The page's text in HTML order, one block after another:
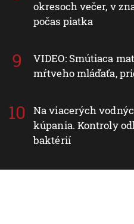
okresoch večer, v
počas piatka
VIDEO: Smútiaca
mŕtveho mláďaťa,
Na viacerých
kúpania. Kontroly
baktérií